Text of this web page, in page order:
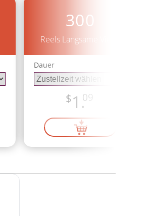
300
Reels Langsame Views
Dauer
$1.09